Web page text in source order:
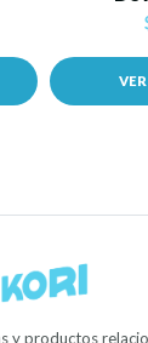
y productos